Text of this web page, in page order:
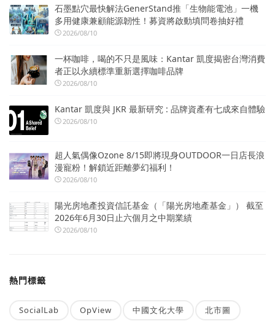
石墨點穴最快解法GenerStand推「生物能電池」一機
多用健康兼顧能源韌性！募資將啟動填問卷抽好禮
2026/08/10
一杯咖啡，喝的不只是風味：Kantar 凱度揭密台灣消費
者正以永續標準重新選擇咖啡品牌
2026/08/10
Kantar 凱度與 JKR 最新研究 : 品牌資產有七成來自體驗
2026/08/10
超人氣偶像Ozone 8/15即將現身OUTDOOR一日店長浪
漫寵粉！解鎖近距離夢幻福利！
2026/08/10
陽光房地產投資信託基金（「陽光房地產基金」） 截至
2026年6月30日止六個月之中期業績
2026/08/10
熱門標籤
SocialLab OpView 中國文化大學 北市圖